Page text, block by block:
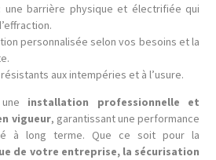
: une barrière physique et électrifiée qui
personnalisée selon vos besoins et la
aux intempéries et à l’usure.
installation professionnelle et
vigueur, garantissant une performance
à long terme. Que ce soit pour la
de votre entreprise, la sécurisation